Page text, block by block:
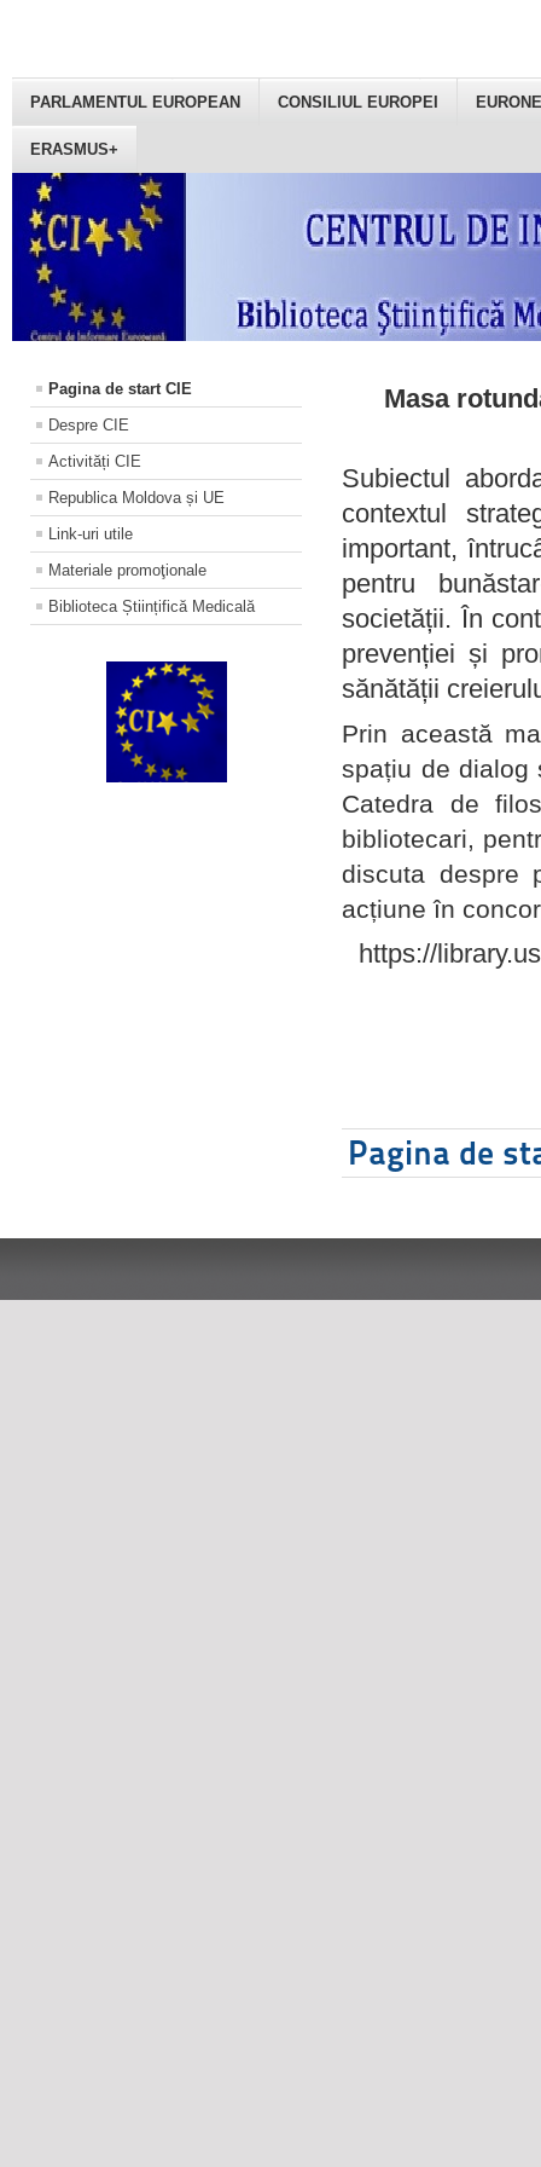
PARLAMENTUL EUROPEAN CONSILIUL EUROPEI
ERASMUS+
Pagina de start CIE
Despre CIE
Activități CIE
Republica Moldova și UE
Link-uri utile
Materiale promoţionale
Biblioteca Științifică Medicală
Masa
Subiectul
contextul
important,
pentru
societății. În
prevenției și
sănătății
Prin această
spațiu de dialog
Catedra de
bibliotecari,
discuta despre
acțiune în
https://
Pagina de